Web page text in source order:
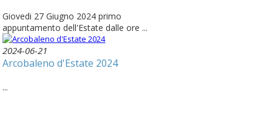
Giovedi 27 Giugno 2024 primo
appuntamento dell'Estate dalle ore ...
2024-06-21
Arcobaleno d'Estate 2024
...